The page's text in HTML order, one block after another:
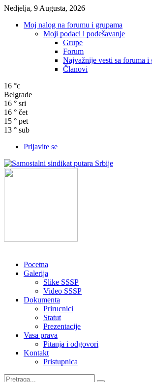
Nedjelja, 9 Augusta, 2026
Moj nalog na forumu i grupama
Moji podaci i podešavanje
Grupe
Forum
Najvažnije vesti sa foruma i
Članovi
16 °c
Belgrade
16 ° sri
16 ° čet
15 ° pet
13 ° sub
Prijavite se
Pocetna
Galerija
Slike SSSP
Video SSSP
Dokumenta
Prirucnici
Statut
Prezentacije
Vasa prava
Pitanja i odgovori
Kontakt
Pristupnica